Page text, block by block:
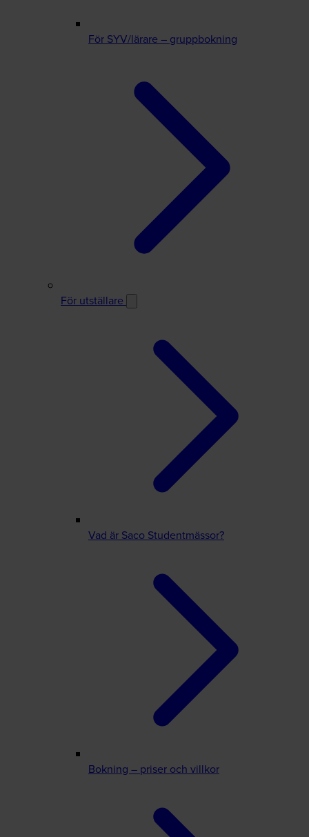
För SYV/lärare – gruppbokning
För utställare
Vad är Saco Studentmässor?
Bokning – priser och villkor